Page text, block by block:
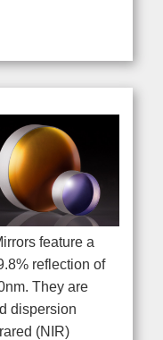
feature a
reflection of
They are
dispersion
(NIR)